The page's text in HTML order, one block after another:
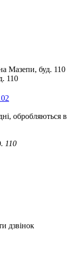
Мазепи, буд. 110
110
обробляються в
110
дзвінок